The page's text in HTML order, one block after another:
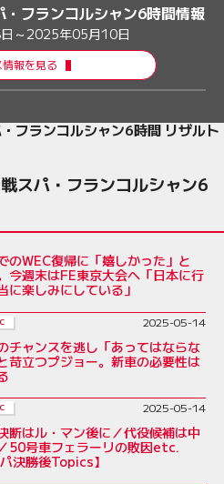
フランコルシャン6時間情報
～2025年05月10日
情報を見る
フランコルシャン6時間 リザルト
スパ・フランコルシャン6
のWEC復帰に「嬉しかった」と
今週末はFE東京大会へ「日本に行
に楽しみにしている」
2025-05-14
チャンスを逃し「あってはならな
苛立つプジョー。新車の必要性は
2025-05-14
断はル・マン後に／代役候補は中
50号車フェラーリの敗因etc.
パ決勝後Topics】